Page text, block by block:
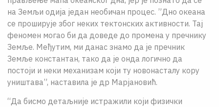
на Земљи одија један необичан процес. ”Дно океана
се проширује због неких тектонских активности. Тај
феномен могао би да доведе до промена у пречнику
Земље. Међутим, ми данас знамо да је пречник
Земље константан, тако да је онда логично да
постоји и неки механизам који ту новонасталу кору
уништава”, наставила је др Марјановић.
“Да бисмо детаљније истражили који физички